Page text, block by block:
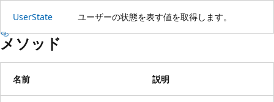
UserState ユーザーの状態を表す値を取得します。
メソッド
名前 説明